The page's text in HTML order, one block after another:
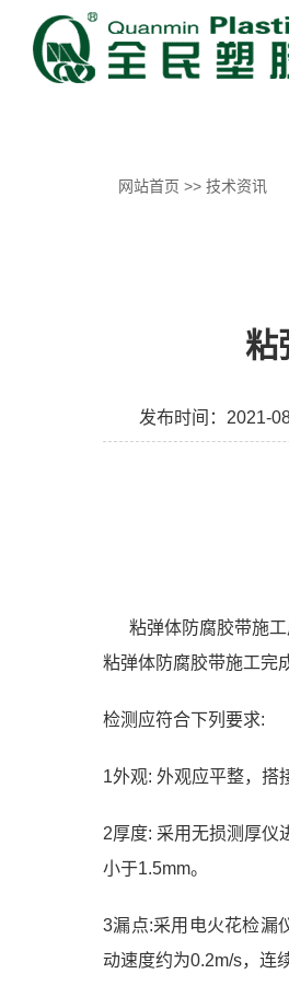
网站首页 技术资讯
粘
发布时间：2021-
粘弹体防腐胶带施工
粘弹体防腐胶带施工完
检测应符合下列要求:
1外观: 外观应平整，搭
2厚度: 采用无损测厚仪
小于1.5mm。
3漏点:采用电火花检漏
动速度约为0.2m/s，连